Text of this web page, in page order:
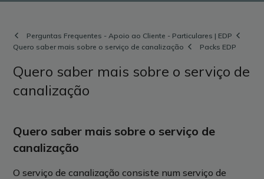
Perguntas Frequentes - Apoio ao Cliente - Particulares | EDP
Quero saber mais sobre o serviço de canalização
Packs EDP
Quero saber mais sobre o serviço de
canalização
Quero saber mais sobre o serviço de
canalização
O serviço de canalização consiste num serviço de